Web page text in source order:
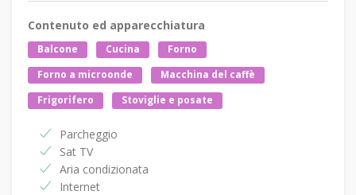
Contenuto ed apparecchiatura
Balcone Cucina
Forno
Forno a microonde
Macchina del caffè
Frigorifero
Stoviglie e posate
Parcheggio
Sat TV
Aria condizionata
Internet